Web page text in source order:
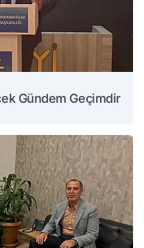
Gündem Geçimdir